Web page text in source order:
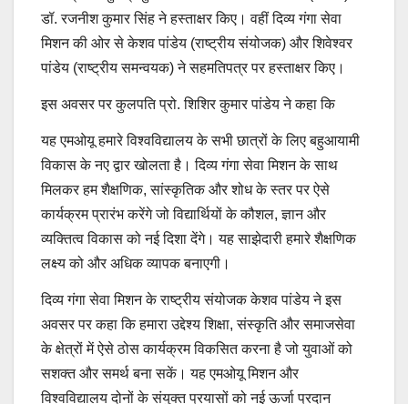
डॉ. रजनीश कुमार सिंह ने हस्ताक्षर किए। वहीं दिव्य गंगा सेवा
मिशन की ओर से केशव पांडेय (राष्ट्रीय संयोजक) और शिवेश्वर
पांडेय (राष्ट्रीय समन्वयक) ने सहमतिपत्र पर हस्ताक्षर किए।
इस अवसर पर कुलपति प्रो. शिशिर कुमार पांडेय ने कहा कि
यह एमओयू हमारे विश्वविद्यालय के सभी छात्रों के लिए बहुआयामी
विकास के नए द्वार खोलता है। दिव्य गंगा सेवा मिशन के साथ
मिलकर हम शैक्षणिक, सांस्कृतिक और शोध के स्तर पर ऐसे
कार्यक्रम प्रारंभ करेंगे जो विद्यार्थियों के कौशल, ज्ञान और
व्यक्तित्व विकास को नई दिशा देंगे। यह साझेदारी हमारे शैक्षणिक
लक्ष्य को और अधिक व्यापक बनाएगी।
दिव्य गंगा सेवा मिशन के राष्ट्रीय संयोजक केशव पांडेय ने इस
अवसर पर कहा कि हमारा उद्देश्य शिक्षा, संस्कृति और समाजसेवा
के क्षेत्रों में ऐसे ठोस कार्यक्रम विकसित करना है जो युवाओं को
सशक्त और समर्थ बना सकें। यह एमओयू मिशन और
विश्वविद्यालय दोनों के संयुक्त प्रयासों को नई ऊर्जा प्रदान